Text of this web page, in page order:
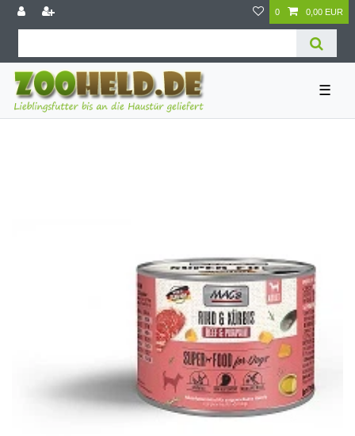
0 0,00 EUR
☰